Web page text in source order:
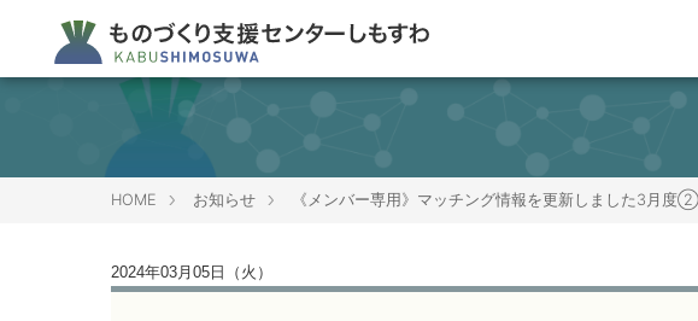
HOME お知らせ 《メンバー専用》マッチング情報を更新しました3月度②
2024年03月05日（火）